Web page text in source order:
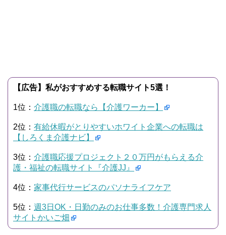
【広告】私がおすすめする転職サイト5選！
1位： 介護職の転職なら【介護ワーカー】
2位： 有給休暇がとりやすいホワイト企業への転職は
【しろくま介護ナビ】
3位： 介護職応援プロジェクト２０万円がもらえる介
護・福祉の転職サイト『介護JJ』
4位： 家事代行サービスのパソナライフケア
5位： 週3日OK・日勤のみのお仕事多数！介護専門求人
サイトかいご畑